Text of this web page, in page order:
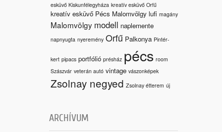
esküvő Kiskunfélegyháza kreatív esküvő Orfű
kreatív esküvő Pécs Malomvölgy lufi magány
Malomvölgy modell naplemente
napnyugta nyeremény Orfű Palkonya Pintér-
kert pipacs portfólió présház pécs room
Szászvár veterán autó vintage vászonképek
Zsolnay negyed Zsolnay étterem új
ARCHÍVUM